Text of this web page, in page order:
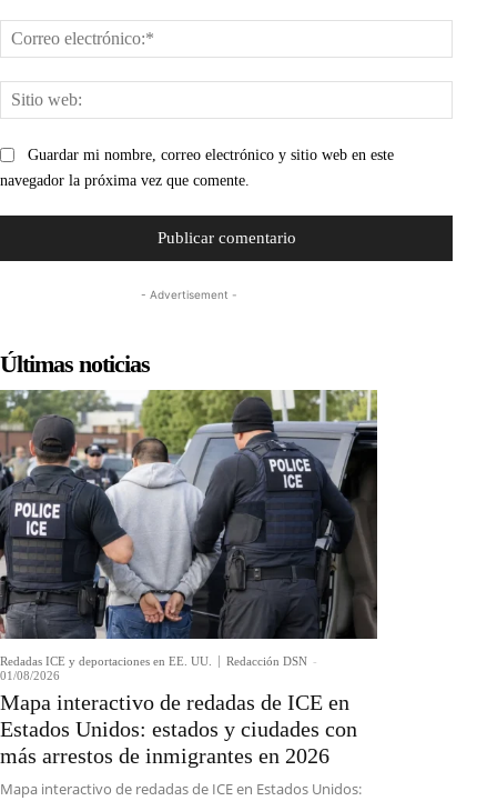
web:
Guardar mi nombre, correo electrónico y sitio web en este
navegador la próxima vez que comente.
- Advertisement -
Últimas noticias
Redadas ICE y deportaciones en EE. UU. Redacción DSN -
01/08/2026
Mapa interactivo de redadas de ICE en
Estados Unidos: estados y ciudades con
más arrestos de inmigrantes en 2026
Mapa interactivo de redadas de ICE en Estados Unidos: